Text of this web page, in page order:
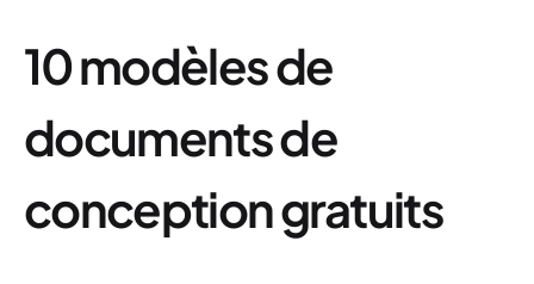
10 modèles de
documents de
conception gratuits